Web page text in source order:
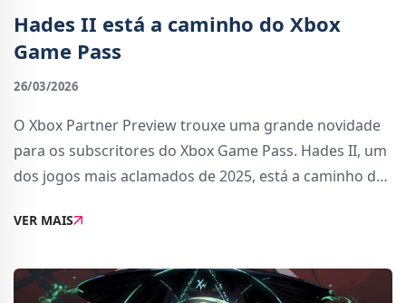
Hades II está a caminho do Xbox
Game Pass
26/03/2026
O Xbox Partner Preview trouxe uma grande novidade
para os subscritores do Xbox Game Pass. Hades II, um
dos jogos mais aclamados de 2025, está a caminho do
nas plataformas Xbox (consolas Xbox Serie
VER MAIS